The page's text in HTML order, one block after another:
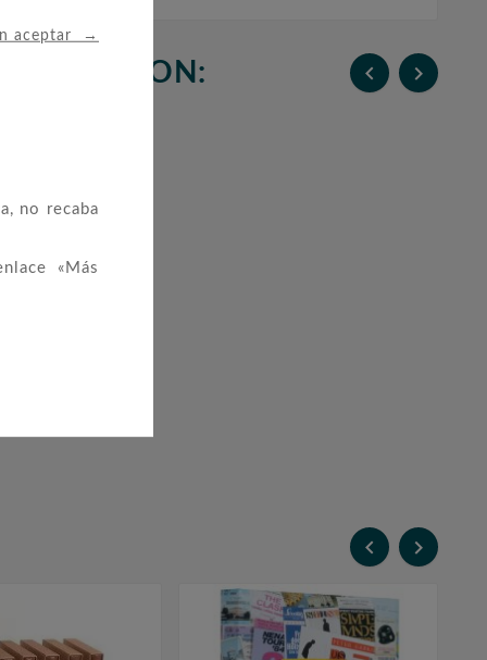
aceptar →
no recaba
«Más
 
 